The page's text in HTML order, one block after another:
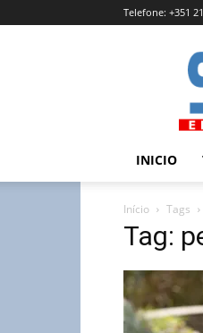
Telefone: +351
INICIO
Início Tags
Tag: